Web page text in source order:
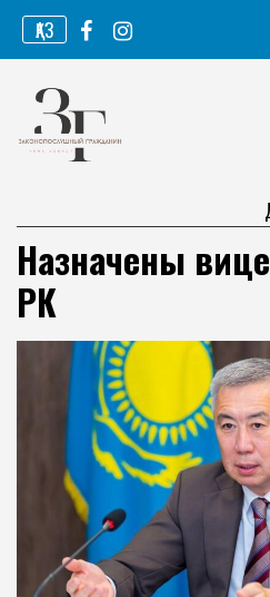
Перейти
содержимому
ҚАЗ
Назначены
РК